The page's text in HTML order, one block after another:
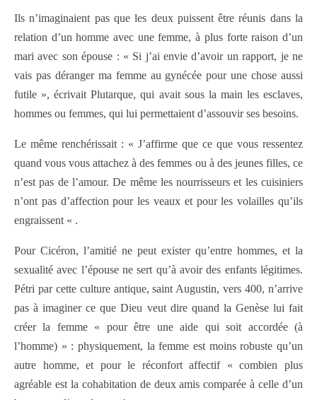
Ils n’imaginaient pas que les deux puissent être réunis dans la
relation d’un homme avec une femme, à plus forte raison d’un
mari avec son épouse : « Si j’ai envie d’avoir un rapport, je ne
vais pas déranger ma femme au gynécée pour une chose aussi
futile », écrivait Plutarque, qui avait sous la main les esclaves,
hommes ou femmes, qui lui permettaient d’assouvir ses besoins.
Le même renchérissait : « J’affirme que ce que vous ressentez
quand vous vous attachez à des femmes ou à des jeunes filles, ce
n’est pas de l’amour. De même les nourrisseurs et les cuisiniers
n’ont pas d’affection pour les veaux et pour les volailles qu’ils
engraissent « .
Pour Cicéron, l’amitié ne peut exister qu’entre hommes, et la
sexualité avec l’épouse ne sert qu’à avoir des enfants légitimes.
Pétri par cette culture antique, saint Augustin, vers 400, n’arrive
pas à imaginer ce que Dieu veut dire quand la Genèse lui fait
créer la femme « pour être une aide qui soit accordée (à
l’homme) » : physiquement, la femme est moins robuste qu’un
autre homme, et pour le réconfort affectif « combien plus
agréable est la cohabitation de deux amis comparée à celle d’un